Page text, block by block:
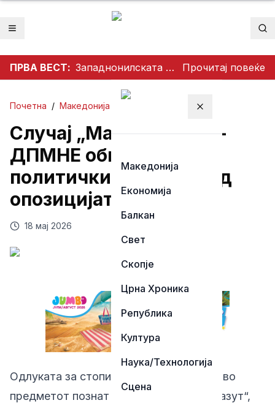
Отвори мени
ПРВА ВЕСТ: Западнонилската треска се шири во Скопје и Велес Прочитај повеќе
Затвори мени
Македонија
Економија
Балкан
Свет
Скопје
Црна Хроника
Република
Култура
Наука/Технологија
Сцена
Почетна / Македонија
Случај „Мазут“: ВМРО-
ДПМНЕ обвинува за
политички влијанија од
опозицијата
18 мај 2026
Одлуката за стопирање на постапката во
предметот познат во јавноста како „Мазут“,